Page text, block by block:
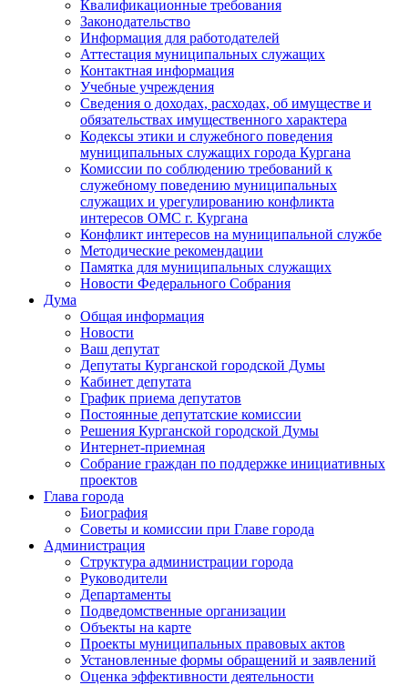
Квалификационные требования
Законодательство
Информация для работодателей
Аттестация муниципальных служащих
Контактная информация
Учебные учреждения
Сведения о доходах, расходах, об имуществе и
обязательствах имущественного характера
Кодексы этики и служебного поведения
муниципальных служащих города Кургана
Комиссии по соблюдению требований к
служебному поведению муниципальных
служащих и урегулированию конфликта
интересов ОМС г. Кургана
Конфликт интересов на муниципальной службе
Методические рекомендации
Памятка для муниципальных служащих
Новости Федерального Cобрания
Дума
Общая информация
Новости
Ваш депутат
Депутаты Курганской городской Думы
Кабинет депутата
График приема депутатов
Постоянные депутатские комиссии
Решения Курганской городской Думы
Интернет-приемная
Собрание граждан по поддержке инициативных
проектов
Глава города
Биография
Советы и комиссии при Главе города
Администрация
Структура администрации города
Руководители
Департаменты
Подведомственные организации
Объекты на карте
Проекты муниципальных правовых актов
Установленные формы обращений и заявлений
Оценка эффективности деятельности